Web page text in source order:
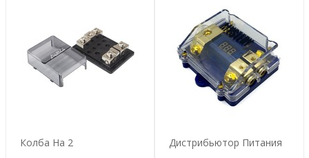
Колба На 2
Дистрибьютор Питания